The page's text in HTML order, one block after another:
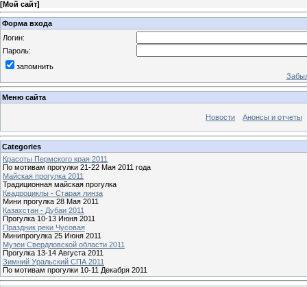
[Мой сайт]
Форма входа
Логин:
Пароль:
запомнить
Меню сайта
Новости Анонсы и отчеты
Categories
Красоты Пермского края 2011
По мотивам прогулки 21-22 Мая 2011 года
Майская прогулка 2011
Традиционная майская прогулка
Квадроциклы - Старая линза
Мини прогулка 28 Мая 2011
Казахстан - Дубаи 2011
Прогулка 10-13 Июня 2011
Праздник реки Чусовая
Минипрогулка 25 Июня 2011
Музеи Свердловской области 2011
Прогулка 13-14 Августа 2011
Зимний Уральский СПА 2011
По мотивам прогулки 10-11 Декабря 2011